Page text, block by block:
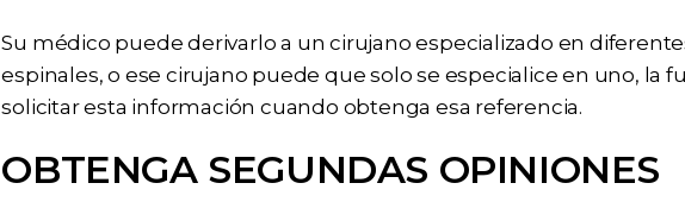
Su médico puede derivarlo a un cirujano especializado en
espinales, o ese cirujano puede que solo se especialice en uno, la
solicitar esta información cuando obtenga esa referencia.
OBTENGA SEGUNDAS OPINIONES